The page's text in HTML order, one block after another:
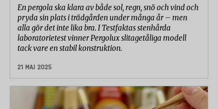
En pergola ska klara av både sol, regn, snö och vind och
pryda sin plats i trädgården under många år – men
alla gör det inte lika bra. I Testfaktas stenhårda
laboratorietest vinner Pergolux slitagetåliga modell
tack vare en stabil konstruktion.
21 MAJ 2025